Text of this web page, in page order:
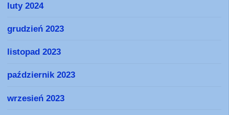
luty 2024
grudzień 2023
listopad 2023
październik 2023
wrzesień 2023